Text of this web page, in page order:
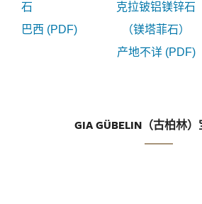
石
巴西 (PDF)
克拉铍铝镁锌石
（镁塔菲石）
产地不详 (PDF)
GIA GÜBELIN（古柏林